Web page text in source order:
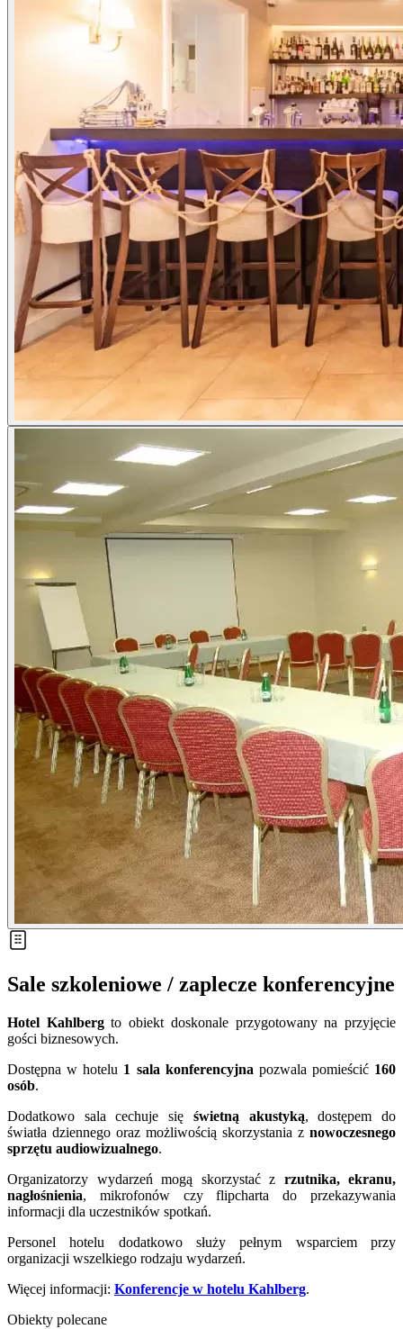
Sale szkoleniowe / zaplecze konferencyjne
Hotel Kahlbergto obiekt doskonale przygotowany na przyjęcie
gości biznesowych.
Dostępna w hotelu 1 sala konferencyjna pozwala pomieścić 160
osób.
Dodatkowo sala cechuje się świetną akustyką, dostępem do
światła dziennego oraz możliwością skorzystania z nowoczesnego
sprzętu audiowizualnego.
Organizatorzy wydarzeń mogą skorzystać z rzutnika, ekranu,
nagłośnienia, mikrofonów czy flipcharta do przekazywania
informacji dla uczestników spotkań.
Personel hotelu dodatkowo służy pełnym wsparciem przy
organizacji wszelkiego rodzaju wydarzeń.
Więcej informacji: Konferencje w hotelu Kahlberg.
Obiekty polecane